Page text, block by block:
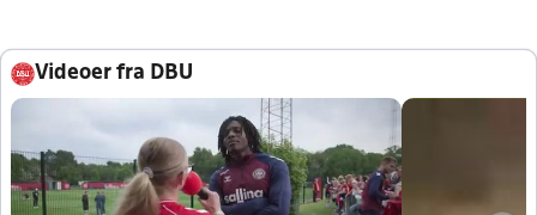
Videoer fra DBU